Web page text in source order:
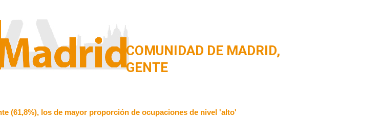
COMUNIDAD DE MADRID,
GENTE
(61,8%), los de mayor proporción de ocupaciones de nivel 'alto'